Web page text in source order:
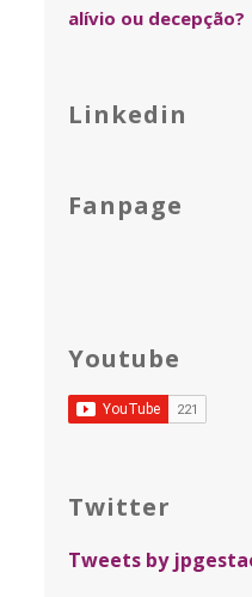
alívio ou decepção?
Linkedin
Fanpage
Youtube
Twitter
Tweets by